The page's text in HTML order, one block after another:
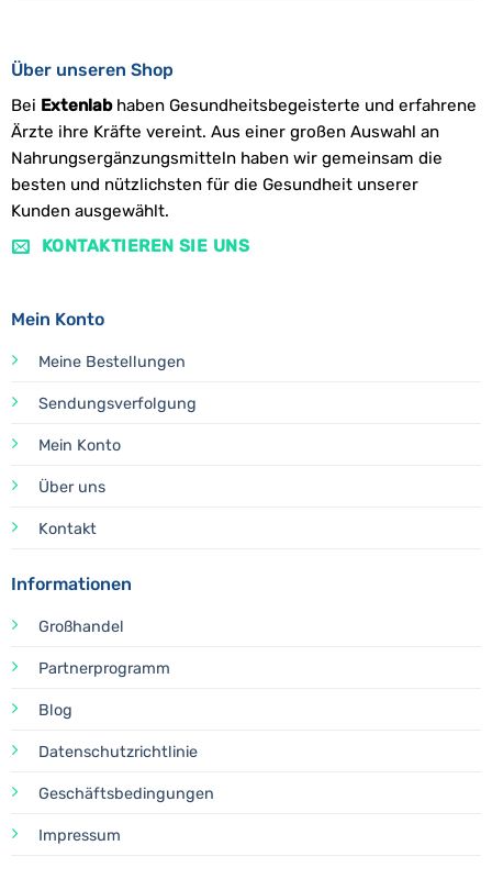
Über unseren Shop
Bei Extenlabhaben Gesundheitsbegeisterte und erfahrene
Ärzte ihre Kräfte vereint. Aus einer großen Auswahl an
Nahrungsergänzungsmitteln haben wir gemeinsam die
besten und nützlichsten für die Gesundheit unserer
Kunden ausgewählt.
KONTAKTIEREN SIE UNS
Mein Konto
Meine Bestellungen
Sendungsverfolgung
Mein Konto
Über uns
Kontakt
Informationen
Großhandel
Partnerprogramm
Blog
Datenschutzrichtlinie
Geschäftsbedingungen
Impressum